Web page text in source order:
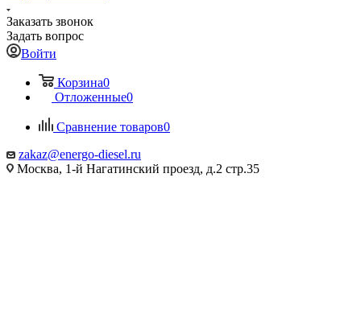
Заказать звонок
Задать вопрос
Войти
Корзина0
Отложенные0
Сравнение товаров0
zakaz@energo-diesel.ru
Москва, 1-й Нагатинский проезд, д.2 стр.35